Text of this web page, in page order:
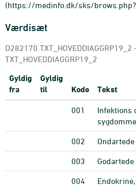
(https://medinfo.dk/sks/
Værdisæt
D282170.TXT_HOVEDDIAGGRP19_2
TXT_HOVEDDIAGGRP19_2
Gyldig
fra
Gyldig
til
Kode Tekst
001
Infektions
002
003
004